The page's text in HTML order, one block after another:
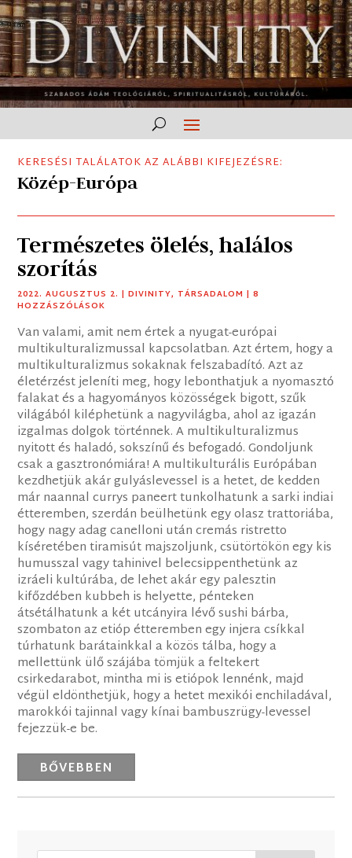
KERESÉSI TALÁLATOK AZ ALÁBBI KIFEJEZÉSRE:
Közép-Európa
Természetes ölelés, halálos
szorítás
2022. AUGUSZTUS 2. |DIVINITY, TÁRSADALOM | 8
HOZZÁSZÓLÁSOK
Van valami, amit nem értek a nyugat-európai
multikulturalizmussal kapcsolatban. Azt értem, hogy a
multikulturalizmus sokaknak felszabadító. Azt az
életérzést jeleníti meg, hogy lebonthatjuk a nyomasztó
falakat és a hagyományos közösségek bigott, szűk
világából kiléphetünk a nagyvilágba, ahol az igazán
izgalmas dolgok történnek. A multikulturalizmus
nyitott és haladó, sokszínű és befogadó. Gondoljunk
csak a gasztronómiára! A multikulturális Európában
kezdhetjük akár gulyáslevessel is a hetet, de kedden
már naannal currys paneert tunkolhatunk a sarki indiai
étteremben, szerdán beülhetünk egy olasz trattoriába,
hogy nagy adag canelloni után cremás ristretto
kíséretében tiramisút majszoljunk, csütörtökön egy kis
humusszal vagy tahinivel belecsippenthetünk az
izráeli kultúrába, de lehet akár egy palesztin
kifőzdében kubbeh is helyette, pénteken
átsétálhatunk a két utcányira lévő sushi bárba,
szombaton az etióp étteremben egy injera csíkkal
túrhatunk barátainkkal a közös tálba, hogy a
mellettünk ülő szájába tömjük a feltekert
csirkedarabot, mintha mi is etiópok lennénk, majd
végül eldönthetjük, hogy a hetet mexikói enchiladával,
marokkói tajinnal vagy kínai bambuszrügy-levessel
fejezzük-e be.
BŐVEBBEN